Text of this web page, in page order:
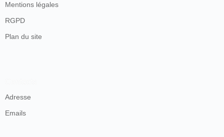
Mentions légales
RGPD
Plan du site
Adresse
Emails